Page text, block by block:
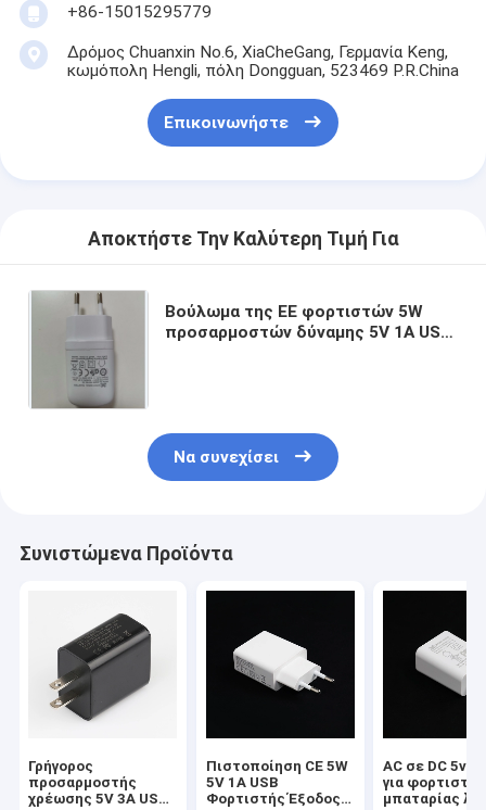
+86-15015295779
Δρόμος Chuanxin No.6, XiaCheGang, Γερμανία Keng,
κωμόπολη Hengli, πόλη Dongguan, 523469 P.R.China
Επικοινωνήστε
Αποκτήστε Την Καλύτερη Τιμή Για
Βούλωμα της ΕΕ φορτιστών 5W
προσαρμοστών δύναμης 5V 1A USB
Να συνεχίσει
Συνιστώμενα Προϊόντα
Γρήγορος
προσαρμοστής
χρέωσης 5V 3A USB
Πιστοποίηση CE 5W
5V 1A USB
Φορτιστής Έξοδος
AC σε DC 5v
για φορτιστή
μπαταρίας